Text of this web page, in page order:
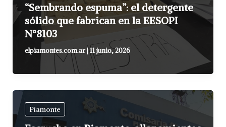
“Sembrando espuma”: el detergente
sólido que fabrican en la EESOPI
N°8103
elpiamontes.com.ar |11 junio, 2026
Piamonte